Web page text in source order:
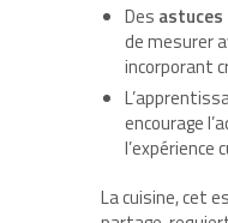
Des astuces
de mesurer
incorporant
encourage
l’expérience
La cuisine, cet